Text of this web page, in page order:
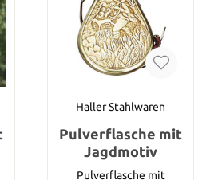
Haller Stahlwaren
Pulverflasche mit
Jagdmotiv
Pulverflasche mit